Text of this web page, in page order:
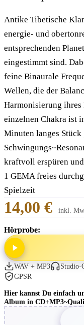
Antike Tibetische
energie- und
entsprechenden
eingestimmt sind.
feine Binaurale
Wellen, die der
Harmonisierung ihres
einzelnen Chakra ist
Minuten langes Stück
kraftvoll erspüren
1 GEMA freies
Spielzeit
14,00 € inkl.
Hörprobe:
WAV + MP3 Studio-
GPSR
Hier kannst Du einfach
Album in